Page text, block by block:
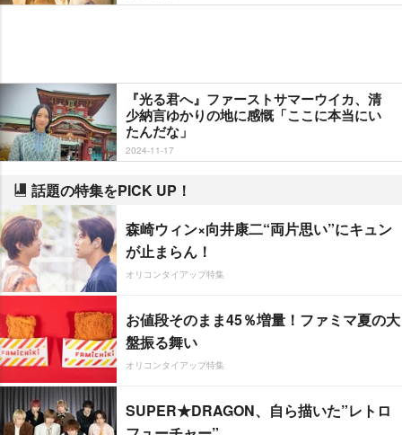
『光る君へ』ファーストサマーウイカ、清
少納言ゆかりの地に感慨「ここに本当にい
たんだな」
2024-11-17
話題の特集をPICK UP！
森崎ウィン×向井康二“両片思い”にキュン
が止まらん！
オリコンタイアップ特集
お値段そのまま45％増量！ファミマ夏の大
盤振る舞い
オリコンタイアップ特集
SUPER★DRAGON、自ら描いた”レトロ